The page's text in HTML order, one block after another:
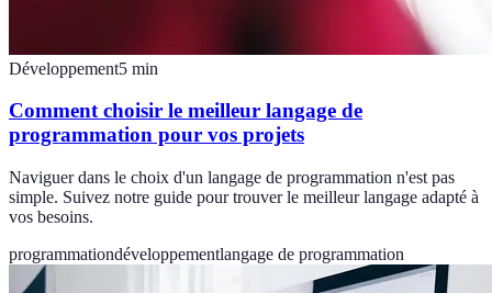
Développement5 min
Comment choisir le meilleur langage de
programmation pour vos projets
Naviguer dans le choix d'un langage de programmation n'est pas
simple. Suivez notre guide pour trouver le meilleur langage adapté à
vos besoins.
programmationdéveloppementlangage de programmation